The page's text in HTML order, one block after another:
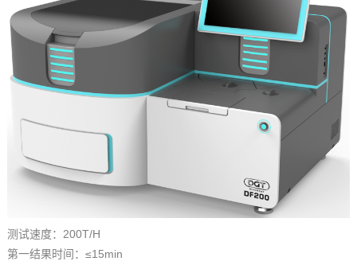
测试速度：200T/H
第一结果时间：≤15min